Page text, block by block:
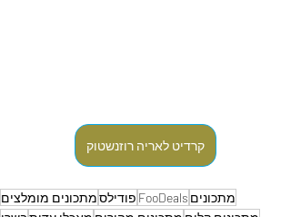
קרדיט לאריה רוזנשטוק
מתכונים FooDeals פודילסמתכונים מומלצים